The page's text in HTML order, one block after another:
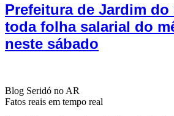
Prefeitura de Jardim
toda folha salarial do
neste sábado
Blog Seridó no AR
Fatos reais em tempo real